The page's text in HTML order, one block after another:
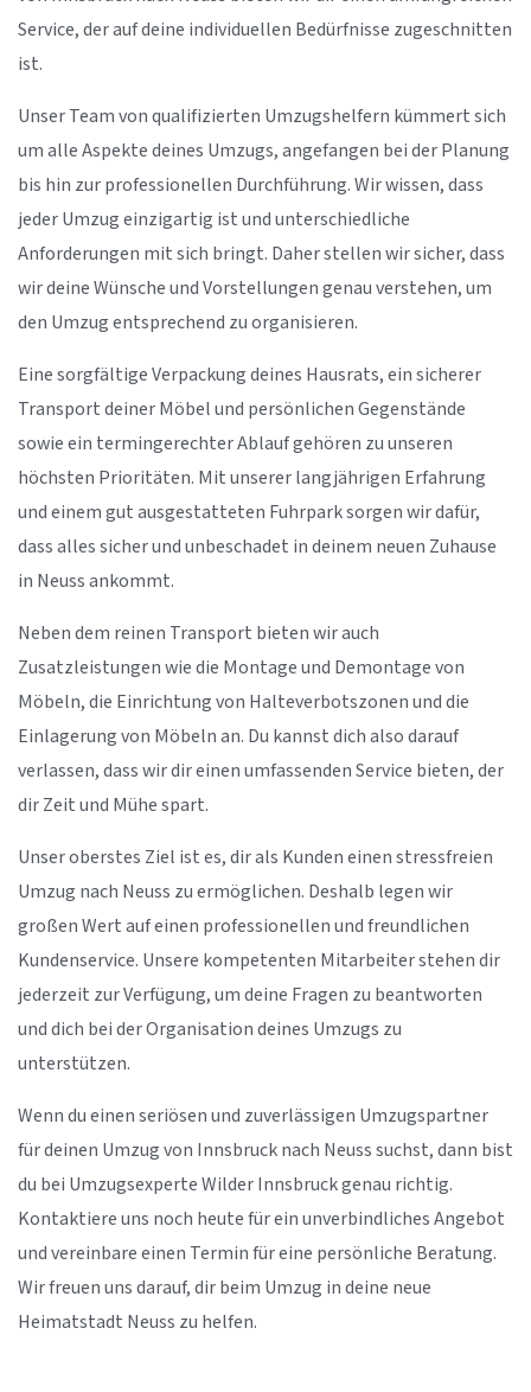
Service, der auf deine individuellen Bedürfnisse zugeschnitten
ist.
Unser Team von qualifizierten Umzugshelfern kümmert sich
um alle Aspekte deines Umzugs, angefangen bei der Planung
bis hin zur professionellen Durchführung. Wir wissen, dass
jeder Umzug einzigartig ist und unterschiedliche
Anforderungen mit sich bringt. Daher stellen wir sicher, dass
wir deine Wünsche und Vorstellungen genau verstehen, um
den Umzug entsprechend zu organisieren.
Eine sorgfältige Verpackung deines Hausrats, ein sicherer
Transport deiner Möbel und persönlichen Gegenstände
sowie ein termingerechter Ablauf gehören zu unseren
höchsten Prioritäten. Mit unserer langjährigen Erfahrung
und einem gut ausgestatteten Fuhrpark sorgen wir dafür,
dass alles sicher und unbeschadet in deinem neuen Zuhause
in Neuss ankommt.
Neben dem reinen Transport bieten wir auch
Zusatzleistungen wie die Montage und Demontage von
Möbeln, die Einrichtung von Halteverbotszonen und die
Einlagerung von Möbeln an. Du kannst dich also darauf
verlassen, dass wir dir einen umfassenden Service bieten, der
dir Zeit und Mühe spart.
Unser oberstes Ziel ist es, dir als Kunden einen stressfreien
Umzug nach Neuss zu ermöglichen. Deshalb legen wir
großen Wert auf einen professionellen und freundlichen
Kundenservice. Unsere kompetenten Mitarbeiter stehen dir
jederzeit zur Verfügung, um deine Fragen zu beantworten
und dich bei der Organisation deines Umzugs zu
unterstützen.
Wenn du einen seriösen und zuverlässigen Umzugspartner
für deinen Umzug von Innsbruck nach Neuss suchst, dann bist
du bei Umzugsexperte Wilder Innsbruck genau richtig.
Kontaktiere uns noch heute für ein unverbindliches Angebot
und vereinbare einen Termin für eine persönliche Beratung.
Wir freuen uns darauf, dir beim Umzug in deine neue
Heimatstadt Neuss zu helfen.